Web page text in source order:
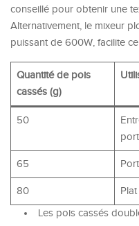
conseillé pour obtenir une
Alternativement, le mixeur
puissant de 600W, facilite
Quantité de pois
cassés (g)
50
65
80
Les pois cassés